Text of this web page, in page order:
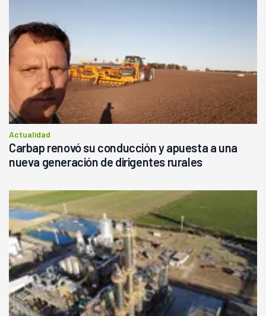
Actualidad
Carbap renovó su conducción y apuesta a una
nueva generación de dirigentes rurales